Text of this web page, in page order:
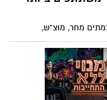
מחר, מוצ"ש,
כללי הריחוק. . ראו